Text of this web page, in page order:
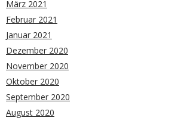
März 2021
Februar 2021
Januar 2021
Dezember 2020
November 2020
Oktober 2020
September 2020
August 2020